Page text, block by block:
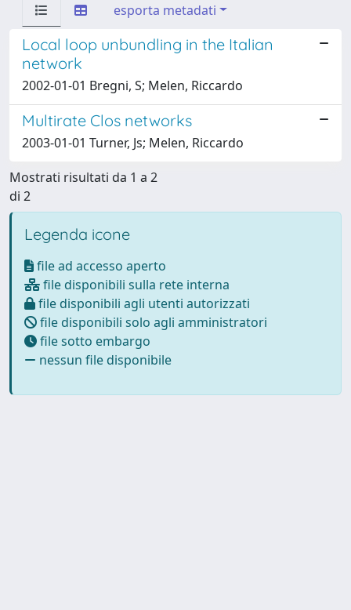
esporta metadati
Local loop unbundling in the Italian
network
2002-01-01 Bregni, S; Melen, Riccardo
Multirate Clos networks
2003-01-01 Turner, Js; Melen, Riccardo
Mostrati risultati da 1 a 2
di 2
Legenda icone
file ad accesso aperto
file disponibili sulla rete interna
file disponibili agli utenti autorizzati
file disponibili solo agli amministratori
file sotto embargo
nessun file disponibile